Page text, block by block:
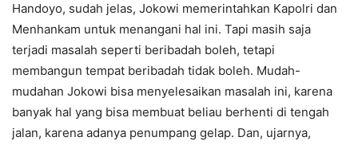
Handoyo, sudah jelas, Jokowi memerintahkan Kapolri dan
Menhankam untuk menangani hal ini. Tapi masih saja
terjadi masalah seperti beribadah boleh, tetapi
membangun tempat beribadah tidak boleh. Mudah-
mudahan Jokowi bisa menyelesaikan masalah ini, karena
banyak hal yang bisa membuat beliau berhenti di tengah
jalan, karena adanya penumpang gelap. Dan, ujarnya,